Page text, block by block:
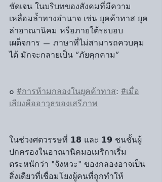
ชัดเจน ในบริบทของสังคมที่มีความ
เหลื่อมล้ำทางอำนาจ เช่น ยุคค้าทาส ยุค
ล่าอาณานิคม หรือภายใต้ระบอบ
เผด็จการ — ภาษาที่ไม่สามารถควบคุม
ได้ มักจะกลายเป็น “ภัยคุกคาม”
๐ #การห้ามกลองในยุคค้าทาส: #เมื่อ
เสียงคืออาวุธของเสรีภาพ
ในช่วงศตวรรษที่ 𝟭𝟴 และ 𝟭𝟵 ชนชั้นผู้
ปกครองในอาณานิคมอเมริกาเริ่ม
ตระหนักว่า "จังหวะ" ของกลองอาจเป็น
สิ่งเดียวที่เชื่อมโยงผู้คนที่ถูกทำให้